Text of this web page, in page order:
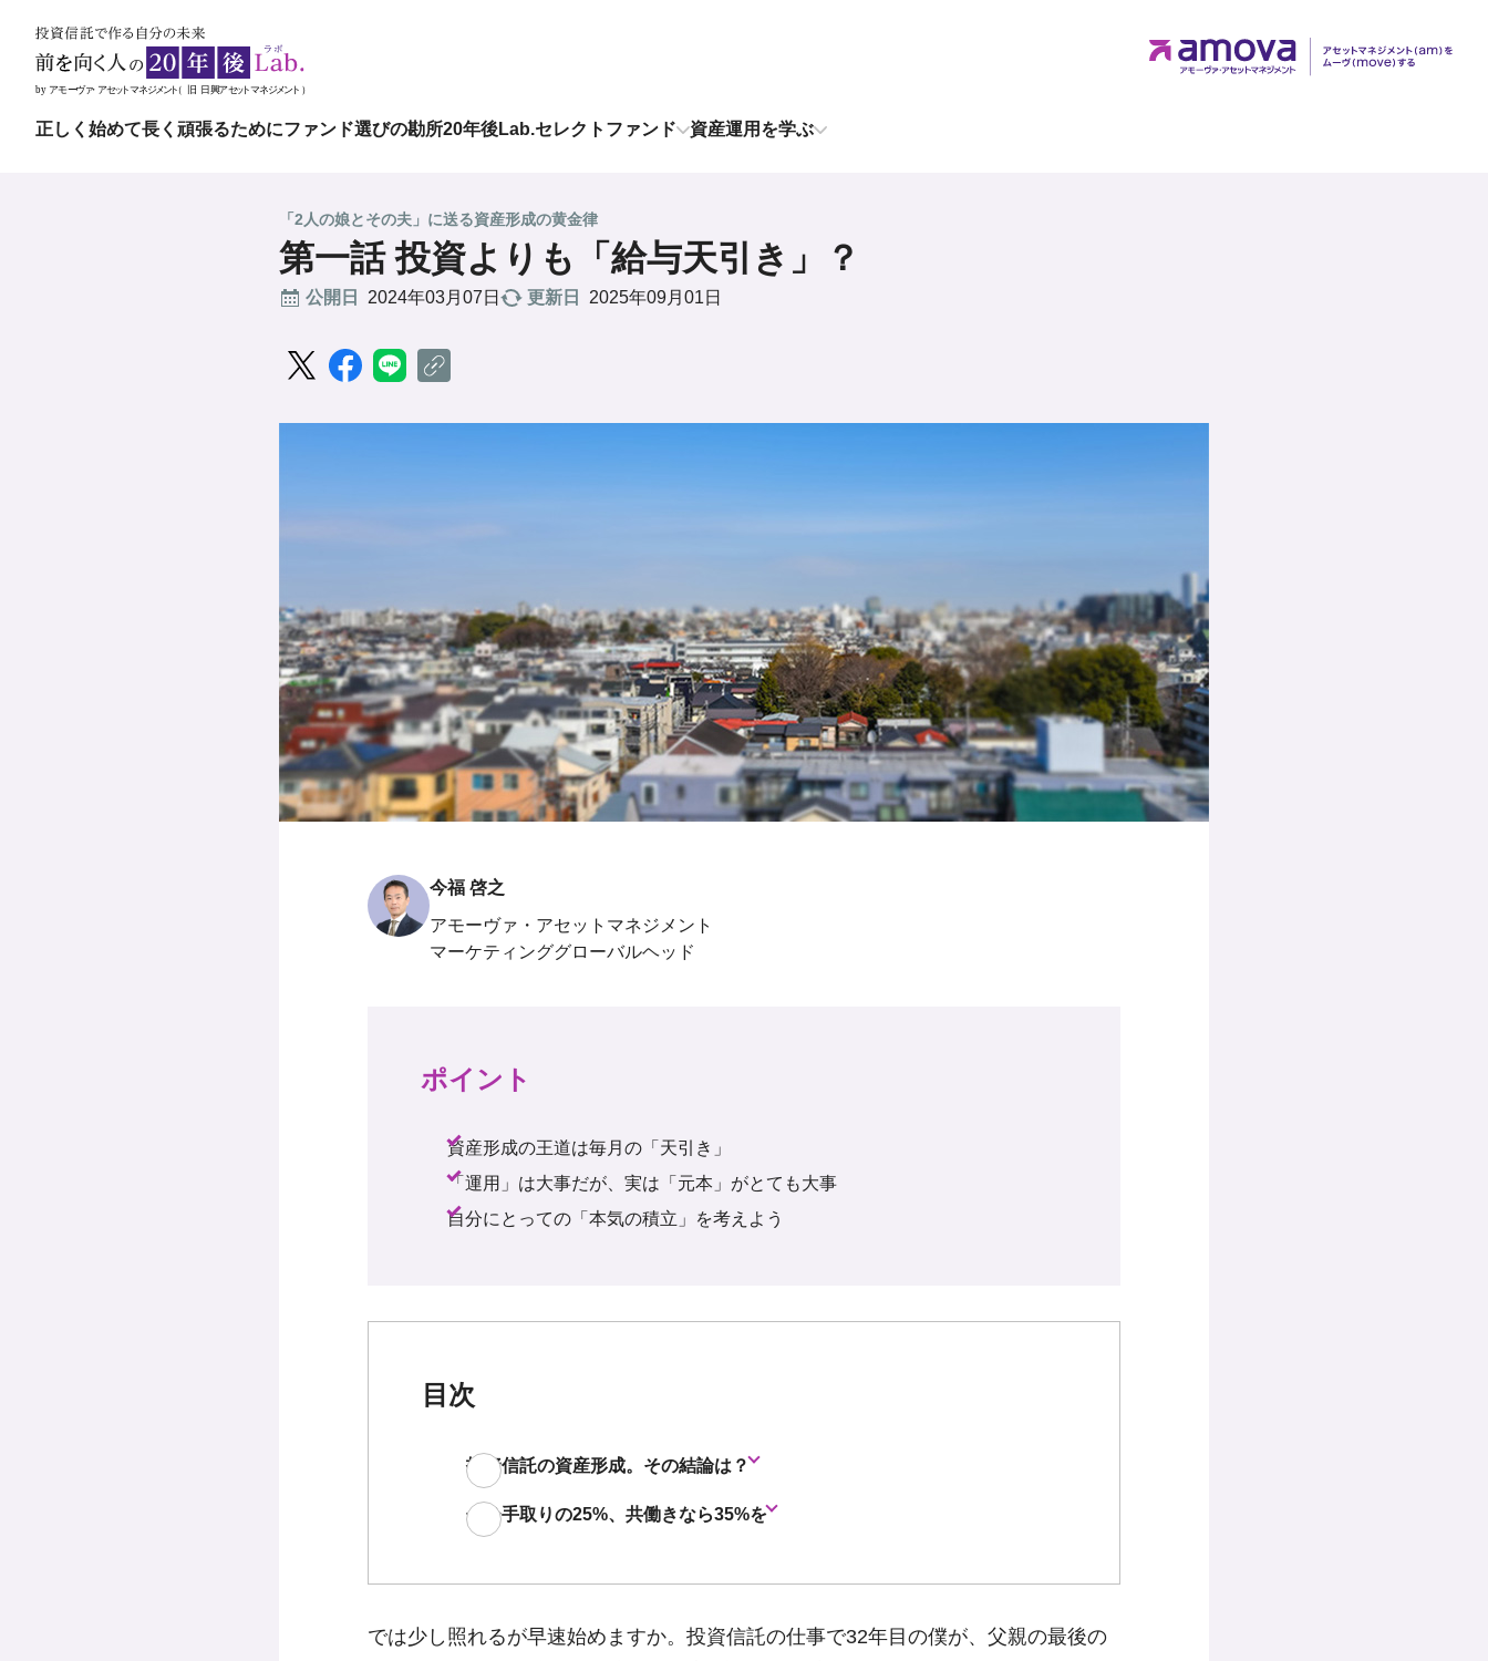
正しく始めて長く頑張るためにファンド選びの勘所20年後Lab.セレクトファンド 資産運用を学ぶ
「2人の娘とその夫」に送る資産形成の黄金律
第一話 投資よりも「給与天引き」？
公開日 更新日 2025年09月01日
今福 啓之
アモーヴァ・アセットマネジメント
ポイント
資産形成の王道は毎月の「天引き」
「運用」は大事だが、実は「元本」がとても大事
自分にとっての「本気の積立」を考えよう
目次
投資信託の資産形成。その結論は？
ぜひ手取りの25%、共働きなら35%を
では少し照れるが早速始めますか。投資信託の仕事で32年目の僕が、父親の最後の